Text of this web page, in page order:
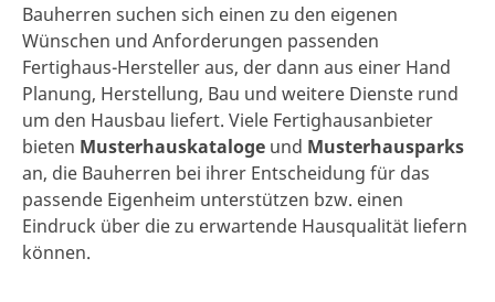
Bauherren suchen sich einen zu den eigenen
Wünschen und Anforderungen passenden
Fertighaus-Hersteller aus, der dann aus einer Hand
Planung, Herstellung, Bau und weitere Dienste rund
um den Hausbau liefert. Viele Fertighausanbieter
bieten Musterhauskataloge und Musterhausparks
an, die Bauherren bei ihrer Entscheidung für das
passende Eigenheim unterstützen bzw. einen
Eindruck über die zu erwartende Hausqualität liefern
können.